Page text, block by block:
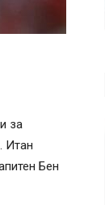
за
Итан
Бен